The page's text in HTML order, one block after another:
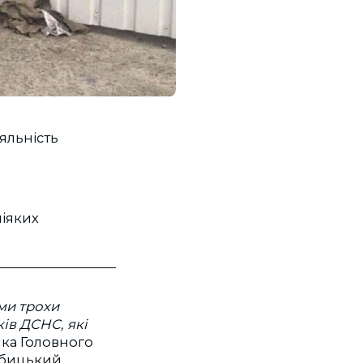
трохи
ДСНС, які
Головного